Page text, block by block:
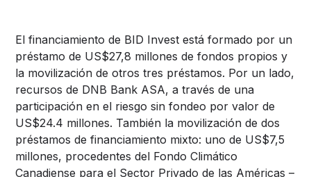
El financiamiento de BID Invest está formado por un
préstamo de US$27,8 millones de fondos propios y
la movilización de otros tres préstamos. Por un lado,
recursos de DNB Bank ASA, a través de una
participación en el riesgo sin fondeo por valor de
US$24.4 millones. También la movilización de dos
préstamos de financiamiento mixto: uno de US$7,5
millones, procedentes del Fondo Climático
Canadiense para el Sector Privado de las Américas –